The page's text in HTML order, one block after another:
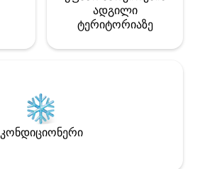
ადგილი
ტერიტორიაზე
კონდიციონერი